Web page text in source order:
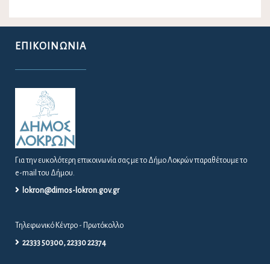
ΕΠΙΚΟΙΝΩΝΊΑ
Για την ευκολότερη επικοινωνία σας με το Δήμο Λοκρών παραθέτουμε το
e-mail του Δήμου.
lokron@dimos-lokron.gov.gr
Τηλεφωνικό Κέντρο - Πρωτόκολλο
22333 50300, 22330 22374